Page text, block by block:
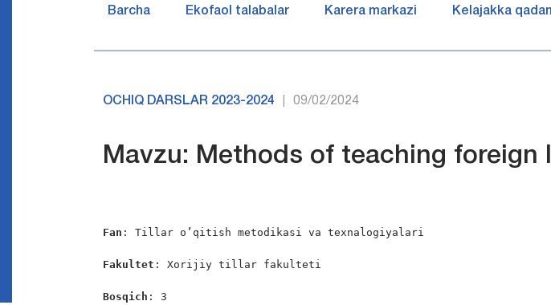
Barcha Ekofaol talabalar Karera markazi Kelajakka
OCHIQ DARSLAR 2023-2024 09/02/2024
Mavzu: Methods of teaching foreign
Fan : Tillar o’qitish metodikasi va texnalogiyalari
Fakultet : Xorijiy tillar fakulteti
Bosqich : 3